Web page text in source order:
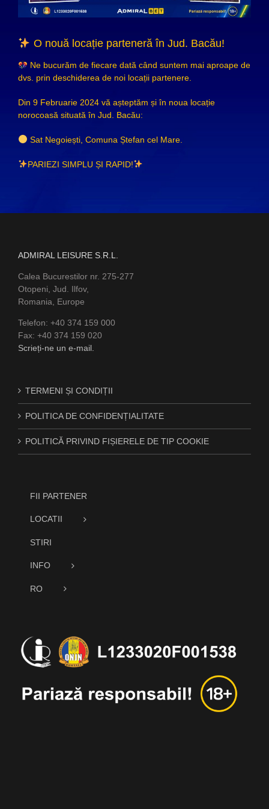
O nouă locație parteneră în Jud. Bacău!
Ne bucurăm de fiecare dată când suntem mai aproape de
dvs. prin deschiderea de noi locații partenere.
Din 9 Februarie 2024 vă așteptăm și în noua locație
norocoasă situată în Jud. Bacău:
Sat Negoiești, Comuna Ștefan cel Mare.
PARIEZI SIMPLU ȘI RAPID!
ADMIRAL LEISURE S.R.L.
Calea Bucurestilor nr. 275-277
Otopeni, Jud. Ilfov,
Romania, Europe
Telefon: +40 374 159 000
Fax: +40 374 159 020
Scrieți-ne un e-mail.
TERMENI ȘI CONDIȚII
POLITICA DE CONFIDENȚIALITATE
POLITICĂ PRIVIND FIȘIERELE DE TIP COOKIE
FII PARTENER
LOCATII
STIRI
INFO
RO